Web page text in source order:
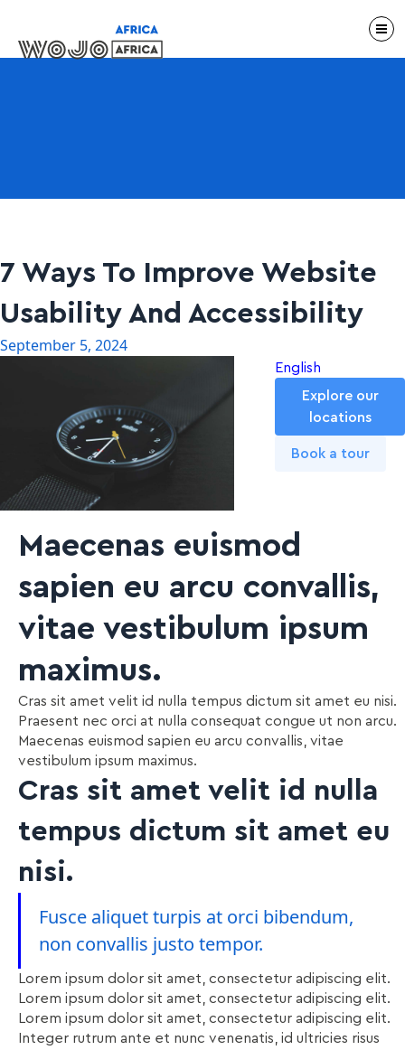
7 Ways To Improve Website
Usability And Accessibility
September 5, 2024
English
Explore our
locations
Book a tour
Maecenas euismod
sapien eu arcu convallis,
vitae vestibulum ipsum
maximus.
Cras sit amet velit id nulla tempus dictum sit amet eu nisi.
Praesent nec orci at nulla consequat congue ut non arcu.
Maecenas euismod sapien eu arcu convallis, vitae
vestibulum ipsum maximus.
Cras sit amet velit id nulla
tempus dictum sit amet eu
nisi.
Fusce aliquet turpis at orci bibendum,
non convallis justo tempor.
Lorem ipsum dolor sit amet, consectetur adipiscing elit.
Lorem ipsum dolor sit amet, consectetur adipiscing elit.
Lorem ipsum dolor sit amet, consectetur adipiscing elit.
Integer rutrum ante et nunc venenatis, id ultricies risus